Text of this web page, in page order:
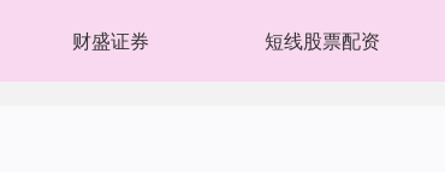
财盛证券 短线股票配资